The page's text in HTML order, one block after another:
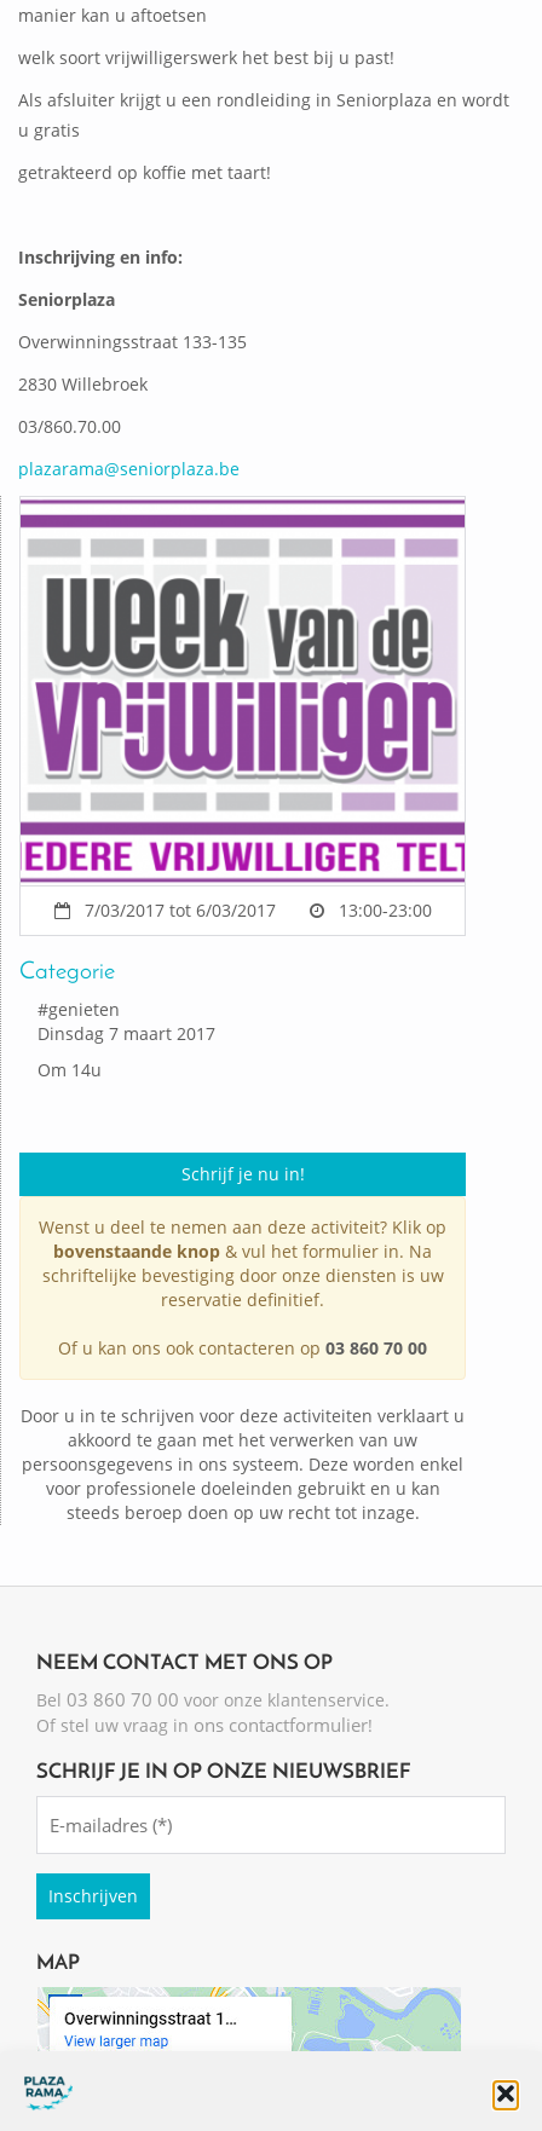
manier kan u aftoetsen
welk soort vrijwilligerswerk het best bij u past!
Als afsluiter krijgt u een rondleiding in Seniorplaza en wordt
u gratis
getrakteerd op koffie met taart!
Inschrijving en info:
Seniorplaza
Overwinningsstraat 133-135
2830 Willebroek
03/860.70.00
plazarama@seniorplaza.be
7/03/2017 tot 6/03/2017 13:00-23:00
Categorie
#genieten
Dinsdag 7 maart 2017
Om 14u
Schrijf je nu in!
Wenst u deel te nemen aan deze activiteit? Klik op
bovenstaande knop & vul het formulier in. Na
schriftelijke bevestiging door onze diensten is uw
reservatie definitief.
Of u kan ons ook contacteren op 03 860 70 00
Door u in te schrijven voor deze activiteiten verklaart u
akkoord te gaan met het verwerken van uw
persoonsgegevens in ons systeem. Deze worden enkel
voor professionele doeleinden gebruikt en u kan
steeds beroep doen op uw recht tot inzage.
NEEM CONTACT MET ONS OP
Bel 03 860 70 00 voor onze klantenservice.
Of stel uw vraag in ons contactformulier!
SCHRIJF JE IN OP ONZE NIEUWSBRIEF
(Required)
MAP